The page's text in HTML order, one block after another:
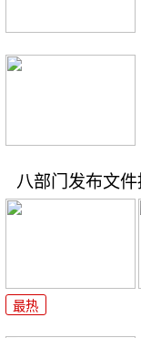
八部门发布文
最热